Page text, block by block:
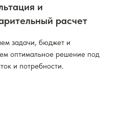
и
расчет
задачи, бюджет и
оптимальное решение под
и потребности.